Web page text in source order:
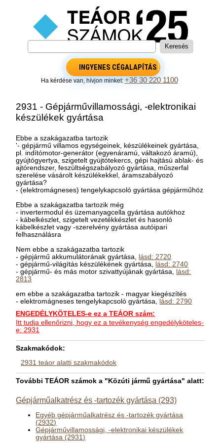
INGYENES CÉGALAPÍTÁS
Ha kérdése van, hívjon minket:+36 30 220 1100
2931 - Gépjárművillamossági, -elektronikai
készülékek gyártása
Ebbe a szakágazatba tartozik
'- gépjármű villamos egységeinek, készülékeinek gyártása,
pl. indítómotor-generátor (egyenáramú, váltakozó áramú),
gyújtógyertya, szigetelt gyújtótekercs, gépi hajtású ablak- és
ajtórendszer, feszültségszabályozó gyártása, műszerfal
szerelése vásárolt készülékekkel, áramszabályozó
gyártása?
- (elektromágneses) tengelykapcsoló gyártása gépjárműhöz
Ebbe a szakágazatba tartozik még
- invertermodul és üzemanyagcella gyártása autókhoz
- kábelkészlet, szigetelt vezetékkészlet és hasonló
kábelkészlet vagy -szerelvény gyártása autóipari
felhasználásra
Nem ebbe a szakágazatba tartozik
- gépjármű akkumulátorának gyártása, lásd: 2720
- gépjármű-világítás készülékének gyártása, lásd: 2740
- gépjármű- és más motor szivattyújának gyártása, lásd:
2813
em ebbe a szakágazatba tartozik - magyar kiegészítés
- elektromágneses tengelykapcsoló gyártása, lásd: 2790
ENGEDÉLYKÖTELES-e ez a TEÁOR szám:
Itt tudja ellenőrizni, hogy ez a tevékenység engedélyköteles-
e: 2931
Szakmakódok:
2931 teáor alatti szakmakódok
További TEÁOR számok a "Közúti jármű gyártása" alatt:
Gépjárműalkatrész és -tartozék gyártása (293)
Egyéb gépjárműalkatrész és -tartozék gyártása
(2932)
Gépjárművillamossági, -elektronikai készülékek
gyártása (2931)